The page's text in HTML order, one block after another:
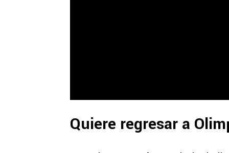
Quiere regresar a